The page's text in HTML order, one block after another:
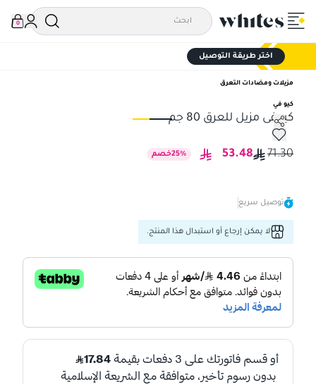
0
اختر طريقة التوصيل
مزيلات ومضادات التعرق
كيو في
كيوفى مزيل للعرق 80 جم
كيوفى مزيل للعرق 80 جم
71.30
53.48
25% خصم
توصيل سريع
لا يمكن إرجاع أو استبدال هذا المنتج.